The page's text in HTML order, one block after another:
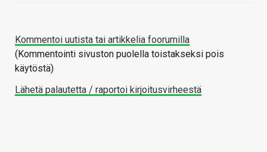
Kommentoi uutista tai artikkelia foorumilla
(Kommentointi sivuston puolella toistakseksi pois
käytöstä)
Lähetä palautetta / raportoi kirjoitusvirheestä